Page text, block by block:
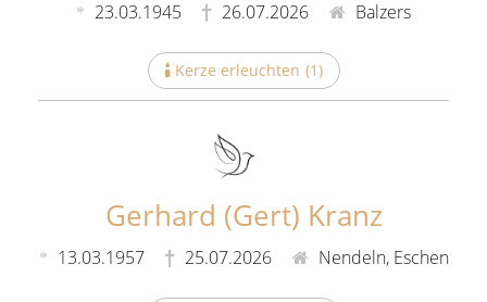
23.03.1945 26.07.2026 Balzers
Kerze erleuchten (1)
Gerhard (Gert) Kranz
13.03.1957 25.07.2026 Nendeln, Eschen